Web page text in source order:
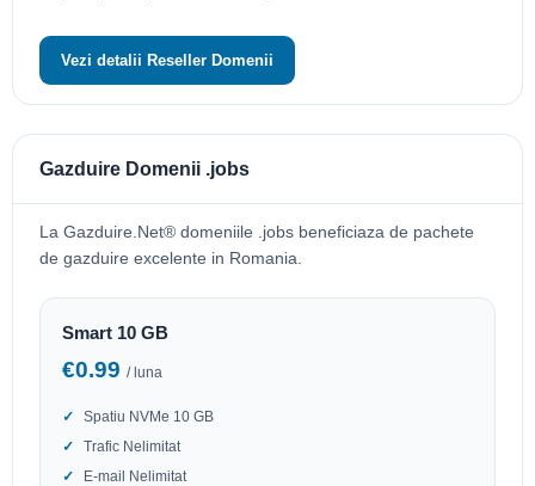
Vezi detalii Reseller Domenii
Gazduire Domenii .jobs
La Gazduire.Net® domeniile .jobs beneficiaza de pachete
de gazduire excelente in Romania.
Smart 10 GB
€0.99 / luna
Spatiu NVMe 10 GB
Trafic Nelimitat
E-mail Nelimitat